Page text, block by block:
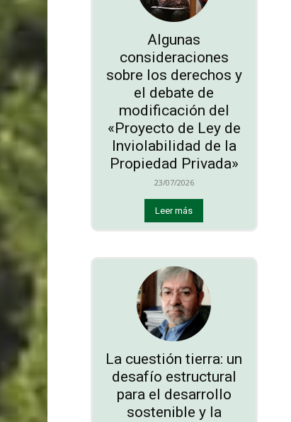
Algunas
consideraciones
sobre los derechos y
el debate de
modificación del
«Proyecto de Ley de
Inviolabilidad de la
Propiedad Privada»
23/07/2026
Leer más
La cuestión tierra: un
desafío estructural
para el desarrollo
sostenible y la